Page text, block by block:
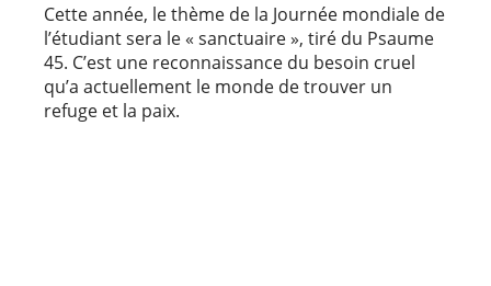
Cette année, le thème de la Journée mondiale de
l’étudiant sera le « sanctuaire », tiré du Psaume
45. C’est une reconnaissance du besoin cruel
qu’a actuellement le monde de trouver un
refuge et la paix.